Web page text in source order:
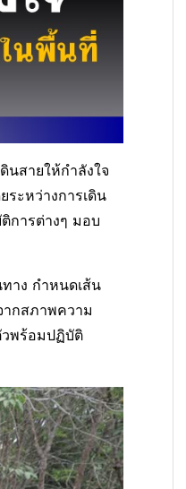
นสายให้กำลังใจ
ะหว่างการเดิน
การต่างๆ มอบ
าง กำหนดเส้น
ากสภาพความ
วพร้อมปฏิบัติ